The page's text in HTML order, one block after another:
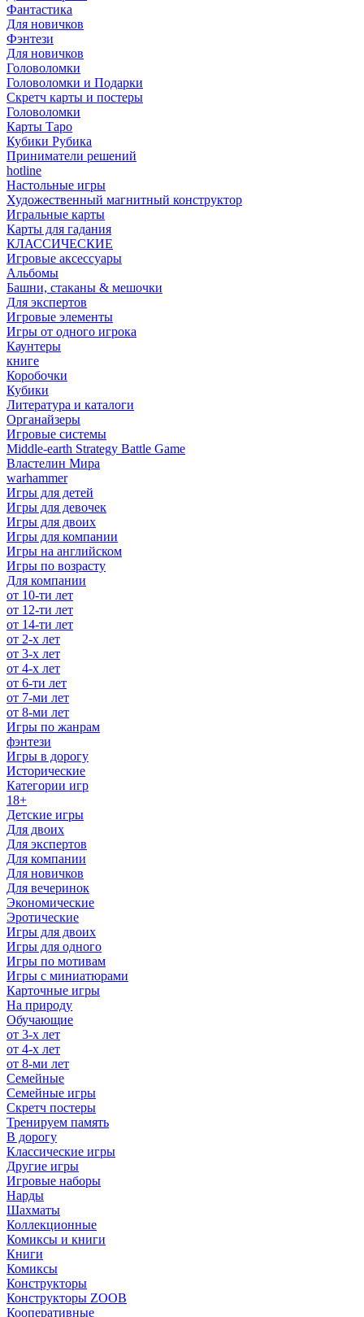
Фантастика
Для новичков
Фэнтези
Для новичков
Головоломки
Головоломки и Подарки
Cкретч карты и постеры
Головоломки
Карты Таро
Кубики Рубика
Приниматели решений
hotline
Настольные игры
Художественный магнитный конструктор
Игральные карты
Карты для гадания
КЛАССИЧЕСКИЕ
Игровые аксессуары
Альбомы
Башни, стаканы & мешочки
Для экспертов
Игровые элементы
Игры от одного игрока
Каунтеры
книге
Коробочки
Кубики
Литература и каталоги
Органайзеры
Игровые системы
Middle-earth Strategy Battle Game
Властелин Мира
warhammer
Игры для детей
Игры для девочек
Игры для двоих
Игры для компании
Игры на английском
Игры по возрасту
Для компании
от 10-ти лет
от 12-ти лет
от 14-ти лет
от 2-х лет
от 3-х лет
от 4-х лет
от 6-ти лет
от 7-ми лет
от 8-ми лет
Игры по жанрам
фэнтези
Игры в дорогу
Исторические
Категории игр
18+
Детские игры
Для двоих
Для экспертов
Для компании
Для новичков
Для вечеринок
Экономические
Эротические
Игры для двоих
Игры для одного
Игры по мотивам
Игры с миниатюрами
Карточные игры
На природу
Обучающие
от 3-х лет
от 4-х лет
от 8-ми лет
Семейные
Семейные игры
Скретч постеры
Тренируем память
В дорогу
Классические игры
Другие игры
Игровые наборы
Нарды
Шахматы
Коллекционные
Комиксы и книги
Книги
Комиксы
Конструкторы
Конструкторы ZOOB
Кооперативные